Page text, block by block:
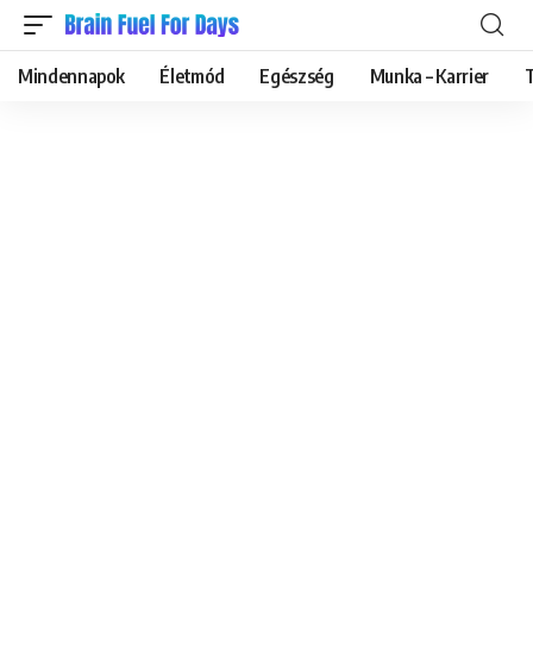
Mindennapok Életmód Egészség Munka – Karrier